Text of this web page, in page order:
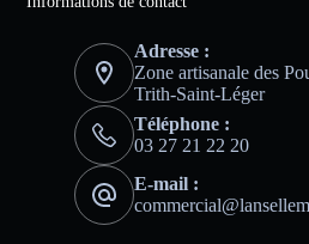
Adresse :
Zone artisanale des
Trith-Saint-Léger
Téléphone :
03 27 21 22 20
E-mail :